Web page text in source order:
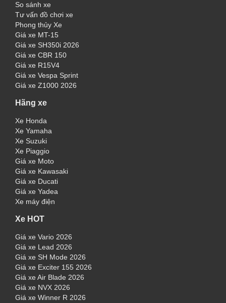
So sánh xe
Tư vấn đồ chơi xe
Phong thủy Xe
Giá xe MT-15
Giá xe SH350i 2026
Giá xe CBR 150
Giá xe R15V4
Giá xe Vespa Sprint
Giá xe Z1000 2026
Hãng xe
Xe Honda
Xe Yamaha
Xe Suzuki
Xe Piaggio
Giá xe Moto
Giá xe Kawasaki
Giá xe Ducati
Giá xe Yadea
Xe máy điện
Xe HOT
Giá xe Vario 2026
Giá xe Lead 2026
Giá xe SH Mode 2026
Giá xe Exciter 155 2026
Giá xe Air Blade 2026
Giá xe NVX 2026
Giá xe Winner R 2026